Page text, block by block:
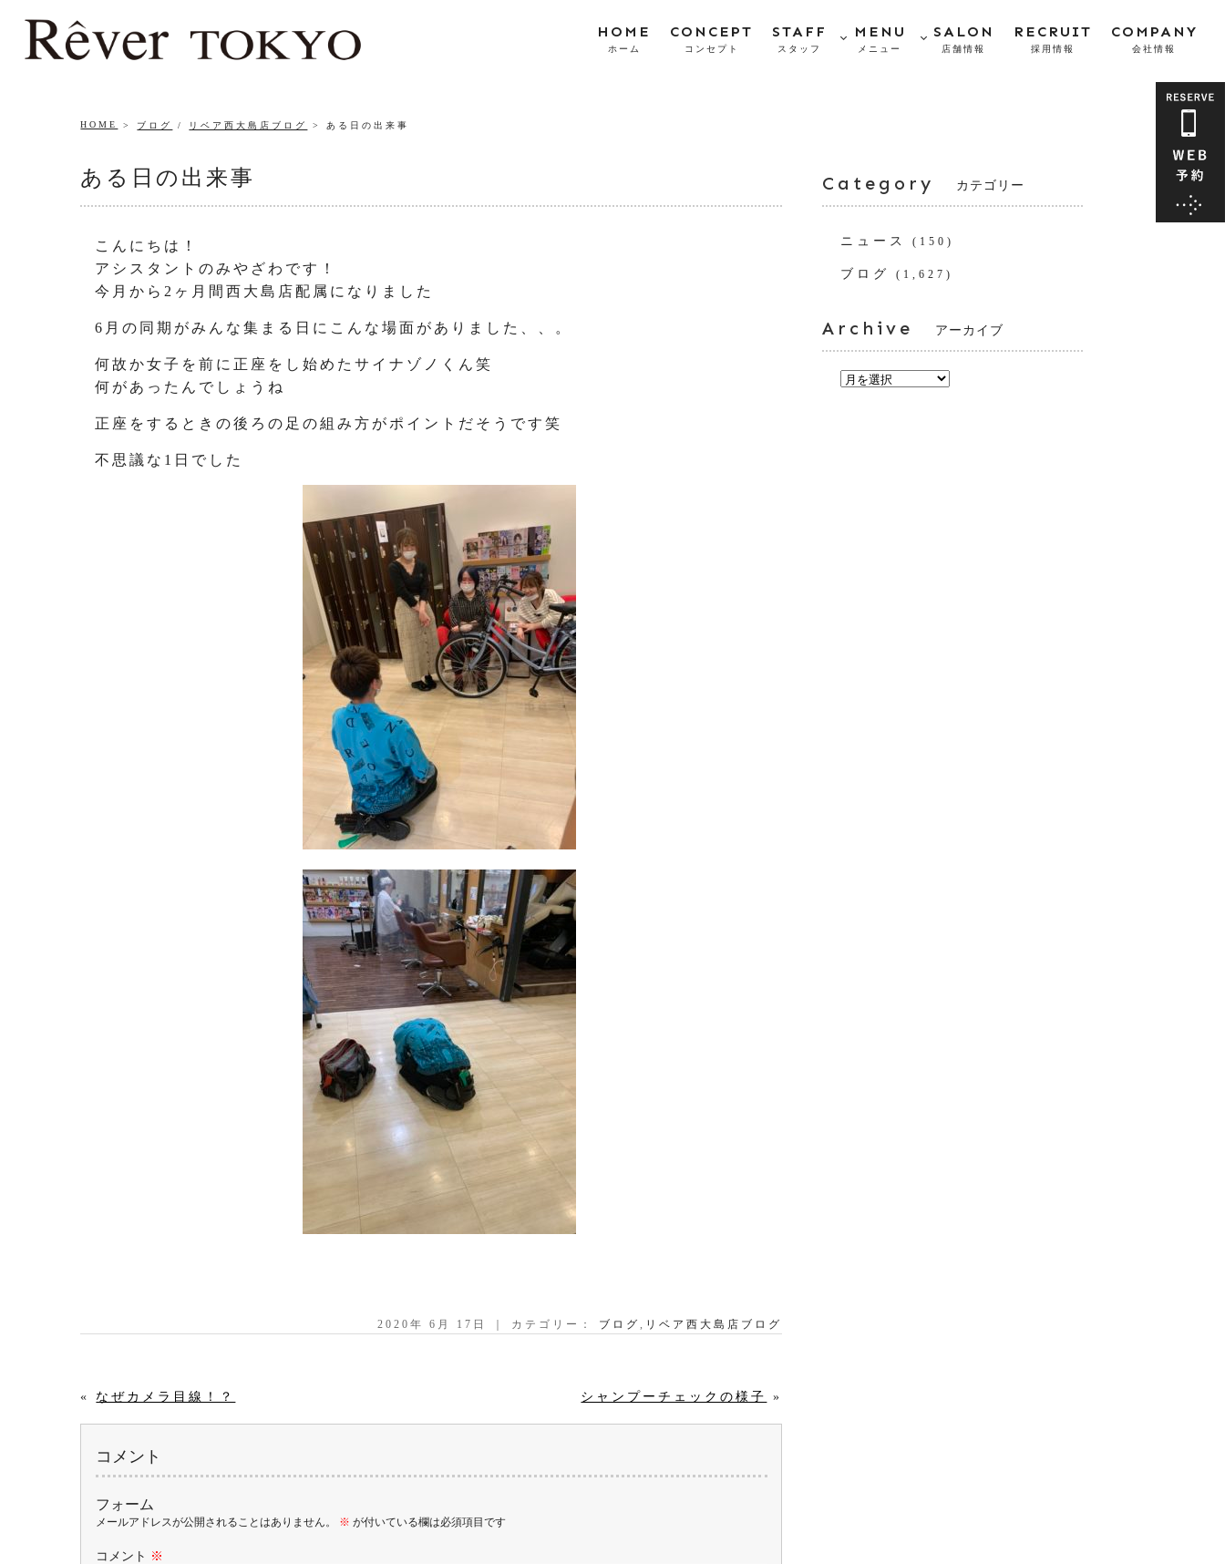
HOME
ホーム
CONCEPT
コンセプト
STAFF
スタッフ
MENU
メニュー
SALON
店舗情報
RECRUIT
採用情報
COMPANY
会社情報
HOME ブログ / リベア西大島店ブログ ある日の出来事
ある日の出来事
こんにちは！
アシスタントのみやざわです！
今月から2ヶ月間西大島店配属になりました
6月の同期がみんな集まる日にこんな場面がありました、、。
何故か女子を前に正座をし始めたサイナゾノくん笑
何があったんでしょうね
正座をするときの後ろの足の組み方がポイントだそうです笑
不思議な1日でした
2020年 6月 17日 ｜ カテゴリー： ブログ, リベア西大島店ブログ
« なぜカメラ目線！？ シャンプーチェックの様子 »
コメント
フォーム
メールアドレスが公開されることはありません。 ※ が付いている欄は必須項目です
コメント ※
Category カテゴリー
ニュース (150)
ブログ (1,627)
Archive アーカイブ